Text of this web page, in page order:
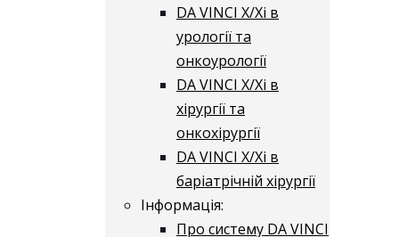
DA VINCI X/Xі в
урології та
онкоурології
DA VINCI X/Xі в
хірургії та
онкохірургії
DA VINCI X/Xі в
баріатрічній хірургії
Інформація:
Про систему DA VINCI